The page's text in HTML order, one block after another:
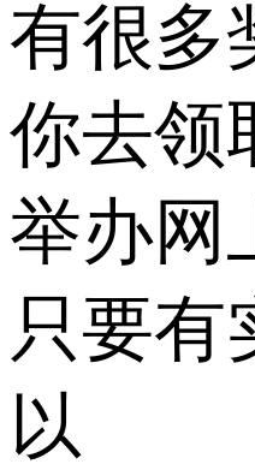
有很多
你去领
举办网
只要有
以